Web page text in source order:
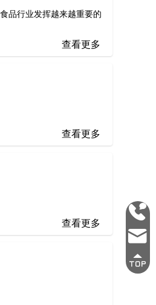
品行业发挥越来越重要的
查看更多
查看更多
查看更多
2692
3337